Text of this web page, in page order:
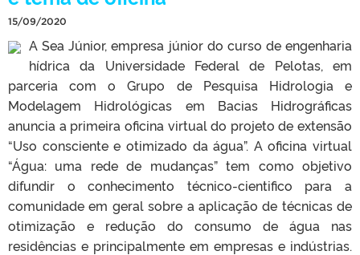
15/09/2020
A Sea Júnior, empresa júnior do curso de engenharia
hídrica da Universidade Federal de Pelotas, em
parceria com o Grupo de Pesquisa Hidrologia e
Modelagem Hidrológicas em Bacias Hidrográficas
anuncia a primeira oficina virtual do projeto de extensão
“Uso consciente e otimizado da água”. A oficina virtual
“Água: uma rede de mudanças” tem como objetivo
difundir o conhecimento técnico-cientifico para a
comunidade em geral sobre a aplicação de técnicas de
otimização e redução do consumo de água nas
residências e principalmente em empresas e indústrias.